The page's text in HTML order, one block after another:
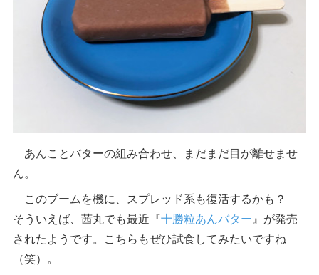
あんことバターの組み合わせ、まだまだ目が離せませ
ん。
このブームを機に、スプレッド系も復活するかも？
そういえば、茜丸でも最近『十勝粒あんバター』が発売
されたようです。こちらもぜひ試食してみたいですね
（笑）。